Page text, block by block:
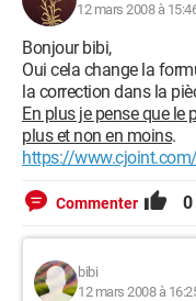
12 mars 2008 à
Bonjour bibi,
Oui cela change la
la correction dans la
En plus je pense que le
plus et non en moins.
https://
Commenter 0
bibi
12 mars 2008 à